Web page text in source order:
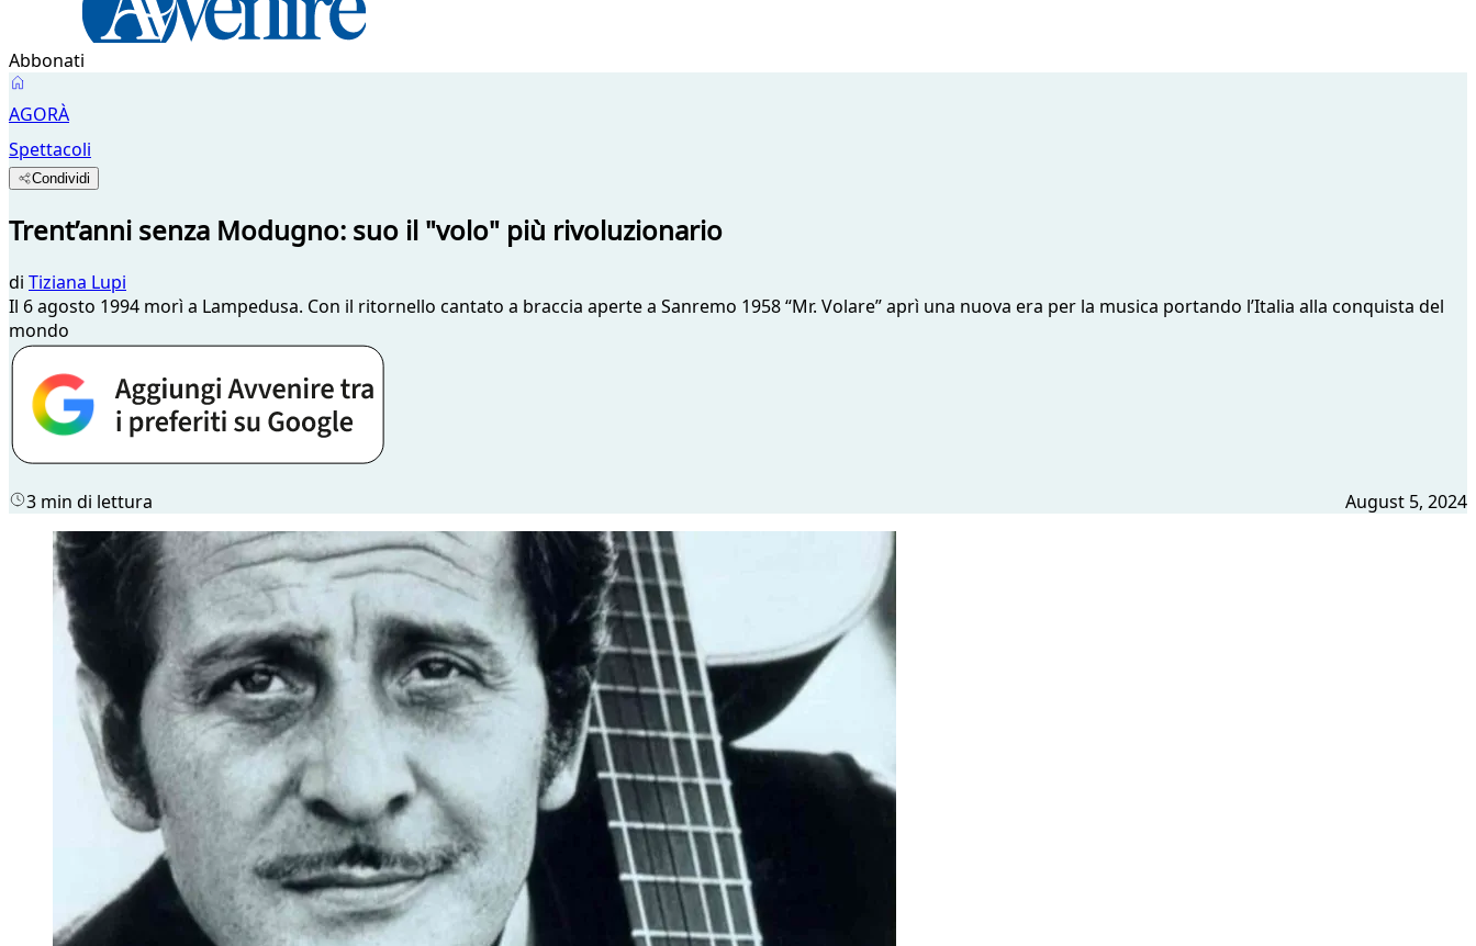
Abbonati
AGORÀ
Spettacoli
Condividi
Trent’anni senza Modugno: suo il "volo" più rivoluzionario
di Tiziana Lupi
Il 6 agosto 1994 morì a Lampedusa. Con il ritornello cantato a braccia aperte a Sanremo 1958 “Mr. Volare” aprì una nuova era per la musica portando l’Italia alla conquista del
mondo
3 min di lettura August 5, 2024